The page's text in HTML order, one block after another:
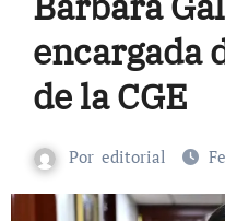
encargada
de la CGE
Por editorial